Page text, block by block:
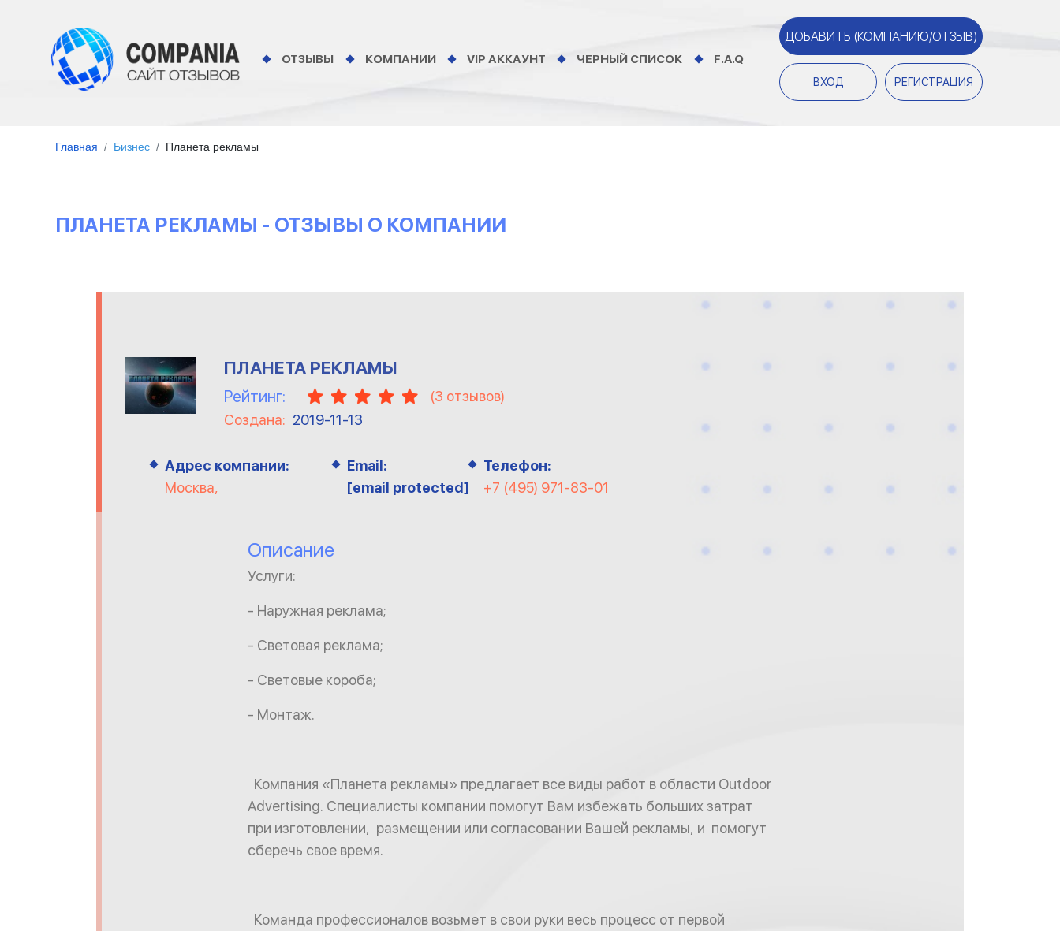
ОТЗЫВЫ КОМПАНИИ VIP АККАУНТ ЧЕРНЫЙ СПИСОК F.A.Q
ДОБАВИТЬ (КОМПАНИЮ/ОТЗЫВ)
ВХОД РЕГИСТРАЦИЯ
Главная Бизнес Планета рекламы
ПЛАНЕТА РЕКЛАМЫ - ОТЗЫВЫ О КОМПАНИИ
ПЛАНЕТА РЕКЛАМЫ
Рейтинг: (3 отзывов)
Создана: 2019-11-13
Адрес компании:
Москва,
Email:
[email protected]
Телефон:
+7 (495) 971-83-01
Описание
Услуги:
- Наружная реклама;
- Световая реклама;
- Световые короба;
- Монтаж.
Компания «Планета рекламы» предлагает все виды работ в области Outdoor
Advertising. Специалисты компании помогут Вам избежать больших затрат
при изготовлении, размещении или согласовании Вашей рекламы, и помогут
сберечь свое время.
Команда профессионалов возьмет в свои руки весь процесс от первой